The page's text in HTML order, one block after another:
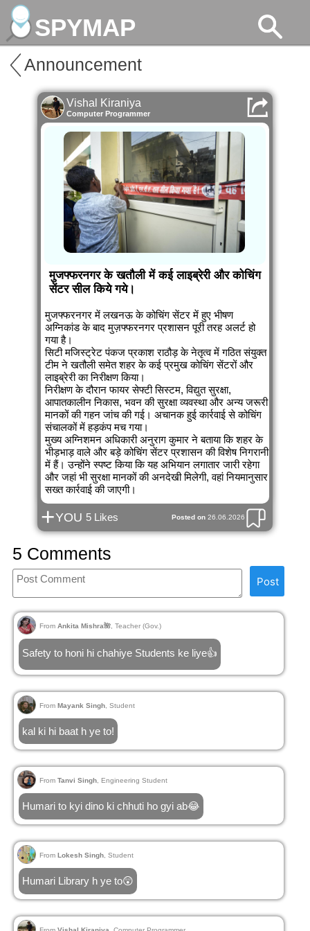
SPYMAP
Announcement
Vishal Kiraniya
Computer Programmer
मुजफ्फरनगर के खतौली में कई लाइब्रेरी और कोचिंग
सेंटर सील किये गये।
मुजफ्फरनगर में लखनऊ के कोचिंग सेंटर में हुए भीषण
अग्निकांड के बाद मुज़फ्फरनगर प्रशासन पूरी तरह अलर्ट हो
गया है।
सिटी मजिस्ट्रेट पंकज प्रकाश राठौड़ के नेतृत्व में गठित संयुक्त
टीम ने खतौली समेत शहर के कई प्रमुख कोचिंग सेंटरों और
लाइब्रेरी का निरीक्षण किया।
निरीक्षण के दौरान फायर सेफ्टी सिस्टम, विद्युत सुरक्षा,
आपातकालीन निकास, भवन की सुरक्षा व्यवस्था और अन्य जरूरी
मानकों की गहन जांच की गई। अचानक हुई कार्रवाई से कोचिंग
संचालकों में हड़कंप मच गया।
मुख्य अग्निशमन अधिकारी अनुराग कुमार ने बताया कि शहर के
भीड़भाड़ वाले और बड़े कोचिंग सेंटर प्रशासन की विशेष निगरानी
में हैं। उन्होंने स्पष्ट किया कि यह अभियान लगातार जारी रहेगा
और जहां भी सुरक्षा मानकों की अनदेखी मिलेगी, वहां नियमानुसार
सख्त कार्रवाई की जाएगी।
+YOU 5 Likes Posted on 26.06.2026
5 Comments
Post
From Ankita Mishra🌺 , Teacher (Gov.)
Safety to honi hi chahiye Students ke liye👍
From Mayank Singh , Student
kal ki hi baat h ye to!
From Tanvi Singh , Engineering Student
Humari to kyi dino ki chhuti ho gyi ab😂
From Lokesh Singh , Student
Humari Library h ye to😲